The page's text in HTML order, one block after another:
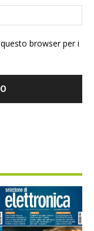
browser per i